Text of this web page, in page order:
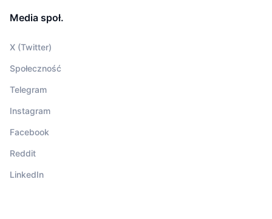
Media społ.
X (Twitter)
Społeczność
Telegram
Instagram
Facebook
Reddit
LinkedIn